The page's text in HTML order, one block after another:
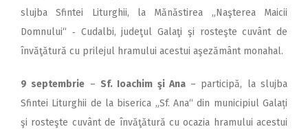
slujba Sfintei Liturghii, la Mănăstirea „Naşterea Maicii
Domnului“ ‑ Cudalbi, judeţul Galaţi şi rosteşte cuvânt de
învăţătură cu prilejul hramului acestui aşezământ monahal.
9 septembrie – Sf. Ioachim şi Ana– participă, la slujba
Sfintei Liturghii de la biserica „Sf. Ana“ din municipiul Galați
şi rosteşte cuvânt de învăţătură cu ocazia hramului acestui